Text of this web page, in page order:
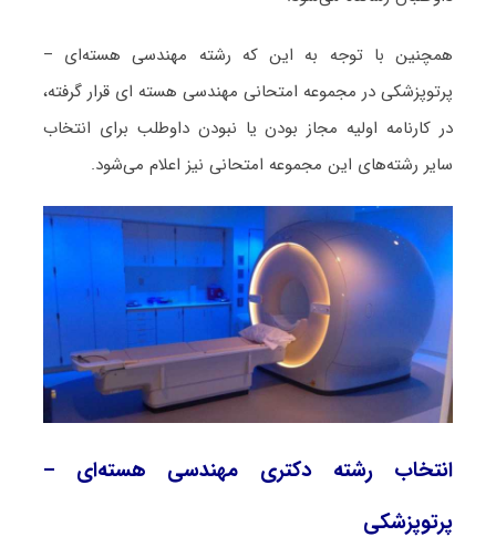
همچنین با توجه به این که رشته مهندسی هسته‌ای –
پرتوپزشکی در مجموعه امتحانی مهندسی هسته ای قرار گرفته،
در کارنامه اولیه مجاز بودن یا نبودن داوطلب برای انتخاب
سایر رشته‌های این مجموعه امتحانی نیز اعلام می‌شود.
انتخاب رشته دکتری مهندسی هسته‌ای –
پرتوپزشکی